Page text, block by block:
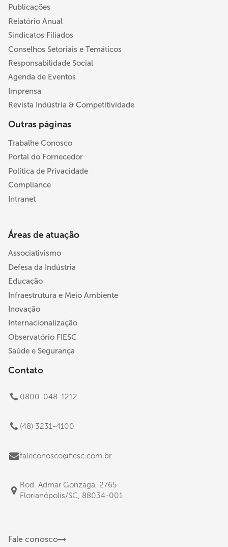
Publicações
Relatório Anual
Sindicatos Filiados
Conselhos Setoriais e Temáticos
Responsabilidade Social
Agenda de Eventos
Imprensa
Revista Indústria & Competitividade
Outras páginas
Trabalhe Conosco
Portal do Fornecedor
Política de Privacidade
Compliance
Intranet
Áreas de atuação
Associativismo
Defesa da Indústria
Educação
Infraestrutura e Meio Ambiente
Inovação
Internacionalização
Observatório FIESC
Saúde e Segurança
Contato
0800-048-1212
(48) 3231-4100
faleconosco@fiesc.com.br
Rod. Admar Gonzaga, 2765
Florianópolis/SC, 88034-001
Fale conosco